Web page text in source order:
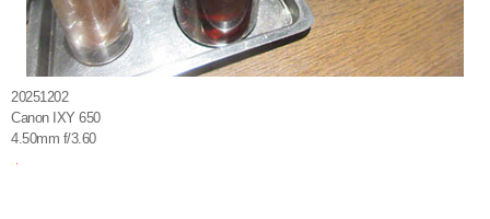
20251202
Canon IXY 650
4.50mm f/3.60